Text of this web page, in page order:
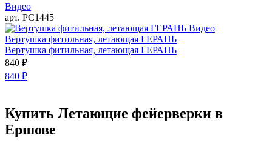
Видео
арт. РС1445
Видео
Вертушка фитильная, летающая ГЕРАНЬ
Вертушка фитильная, летающая ГЕРАНЬ
840 ₽
840 ₽
Купить Летающие фейерверки в
Ершове